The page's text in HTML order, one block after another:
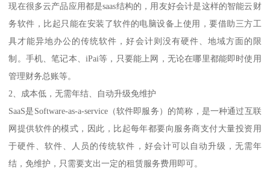
现在很多云产品应用都是saas结构的，用友好会计是这样的智能云财
务软件，比起只能在安装了软件的电脑设备上使用，要借助三方工
具才能异地办公的传统软件，好会计则没有硬件、地域方面的限
制。手机、笔记本、iPai等，只要能上网，无论在哪里都能即时使用
管理财务总账等。
2、成本低，无需年结、自动升级免维护
SaaS是Software-as-a-service（软件即服务）的简称，是一种通过互联
网提供软件的模式，因此，比起每年都要向服务商支付大量投资用
于硬件、软件、人员的传统软件，好会计可以自动升级，无需年
结，免维护，只需要支出一定的租赁服务费用即可。